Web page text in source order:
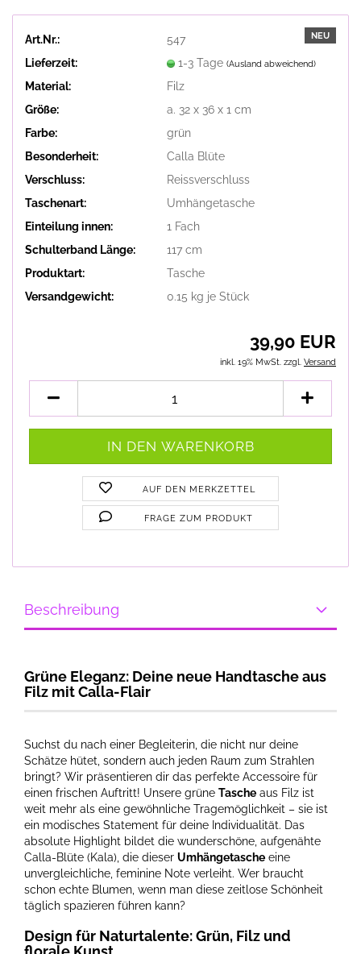
NEU
Art.Nr.:
547
Lieferzeit:
1-3 Tage (Ausland abweichend)
Material:
Filz
Größe:
a. 32 x 36 x 1 cm
Farbe:
grün
Besonderheit:
Calla Blüte
Verschluss:
Reissverschluss
Taschenart:
Umhängetasche
Einteilung innen:
1 Fach
Schulterband Länge:
117 cm
Produktart:
Tasche
Versandgewicht:
0.15 kg je Stück
39,90 EUR
inkl. 19% MwSt. zzgl. Versand
AUF DEN MERKZETTEL
FRAGE ZUM PRODUKT
Beschreibung
Grüne Eleganz: Deine neue Handtasche aus
Filz mit Calla-Flair
Suchst du nach einer Begleiterin, die nicht nur deine
Schätze hütet, sondern auch jeden Raum zum Strahlen
bringt? Wir präsentieren dir das perfekte Accessoire für
einen frischen Auftritt! Unsere grüne Tasche aus Filz ist
weit mehr als eine gewöhnliche Tragemöglichkeit – sie ist
ein modisches Statement für deine Individualität. Das
absolute Highlight bildet die wunderschöne, aufgenähte
Calla-Blüte (Kala), die dieser Umhängetasche eine
unvergleichliche, feminine Note verleiht. Wer braucht
schon echte Blumen, wenn man diese zeitlose Schönheit
täglich spazieren führen kann?
Design für Naturtalente: Grün, Filz und